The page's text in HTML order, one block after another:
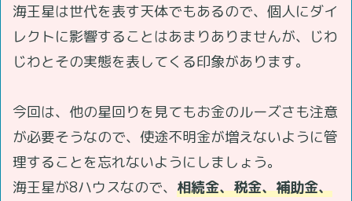
海王星は世代を表す天体でもあるので、個人にダイ
レクトに影響することはあまりありませんが、じわ
じわとその実態を表してくる印象があります。
今回は、他の星回りを見てもお金のルーズさも注意
が必要そうなので、使途不明金が増えないように管
理することを忘れないようにしましょう。
海王星が8ハウスなので、 相続金、税金、補助金、